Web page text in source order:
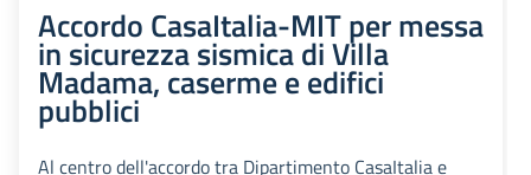
Accordo CasaItalia-MIT per messa
in sicurezza sismica di Villa
Madama, caserme e edifici
pubblici
Al centro dell'accordo tra Dipartimento CasaItalia e